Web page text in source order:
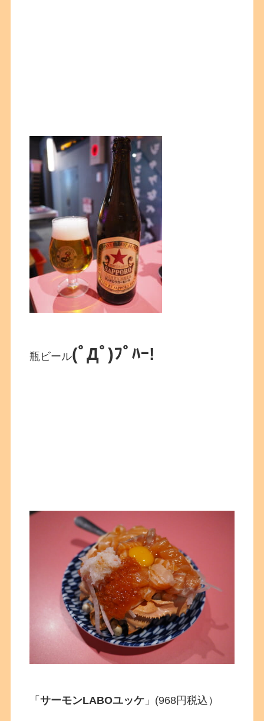
瓶ビール(ﾟДﾟ)ﾌﾟﾊｰ!
「サーモンLABOユッケ 」(968円税込）